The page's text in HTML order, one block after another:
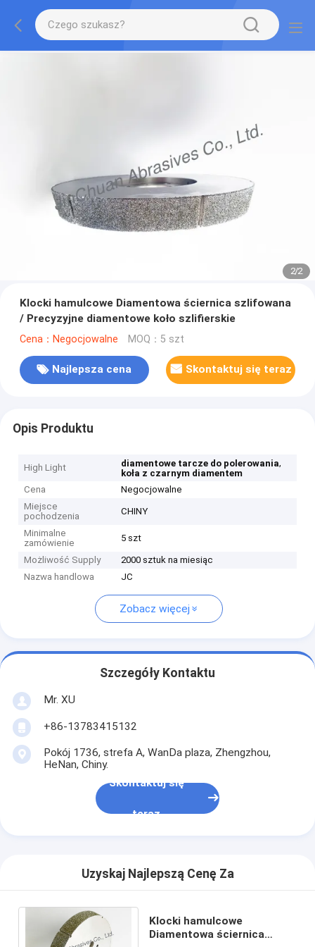
2/2
Klocki hamulcowe Diamentowa ściernica szlifowana
/ Precyzyjne diamentowe koło szlifierskie
Cena：Negocjowalne MOQ：5 szt
Najlepsza cena Skontaktuj się teraz
Opis Produktu
High Light diamentowe tarcze do polerowania,
koła z czarnym diamentem
Cena
Negocjowalne
Miejsce
pochodzenia
CHINY
Minimalne
zamówienie
5 szt
Możliwość Supply
2000 sztuk na miesiąc
Nazwa handlowa
JC
Zobacz więcej
Szczegóły Kontaktu
Mr. XU
+86-13783415132
Pokój 1736, strefa A, WanDa plaza, Zhengzhou,
HeNan, Chiny.
Skontaktuj się
teraz
Uzyskaj Najlepszą Cenę Za
Klocki hamulcowe
Diamentowa ściernica